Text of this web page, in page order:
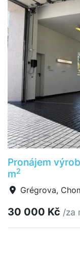
Pronájem
m2
Grégrova,
30 000 Kč /za